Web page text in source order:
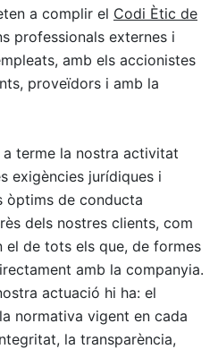
a complir el Codi Ètic de
professionals externes i
amb els accionistes
proveïdors i amb la
terme la nostra activitat
exigències jurídiques i
òptims de conducta
dels nostres clients, com
el de tots els que, de formes
amb la companyia.
actuació hi ha: el
normativa vigent en cada
la transparència,